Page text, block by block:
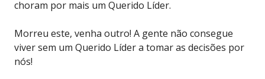
choram por mais um Querido Líder.
Morreu este, venha outro! A gente não consegue
viver sem um Querido Líder a tomar as decisões por
nós!